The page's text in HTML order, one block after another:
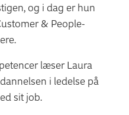
og i dag er hun
& People-
læser Laura
i ledelse på
sit job.